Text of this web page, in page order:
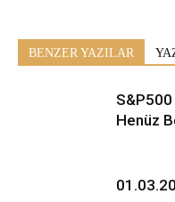
BENZER YAZILAR
Henüz